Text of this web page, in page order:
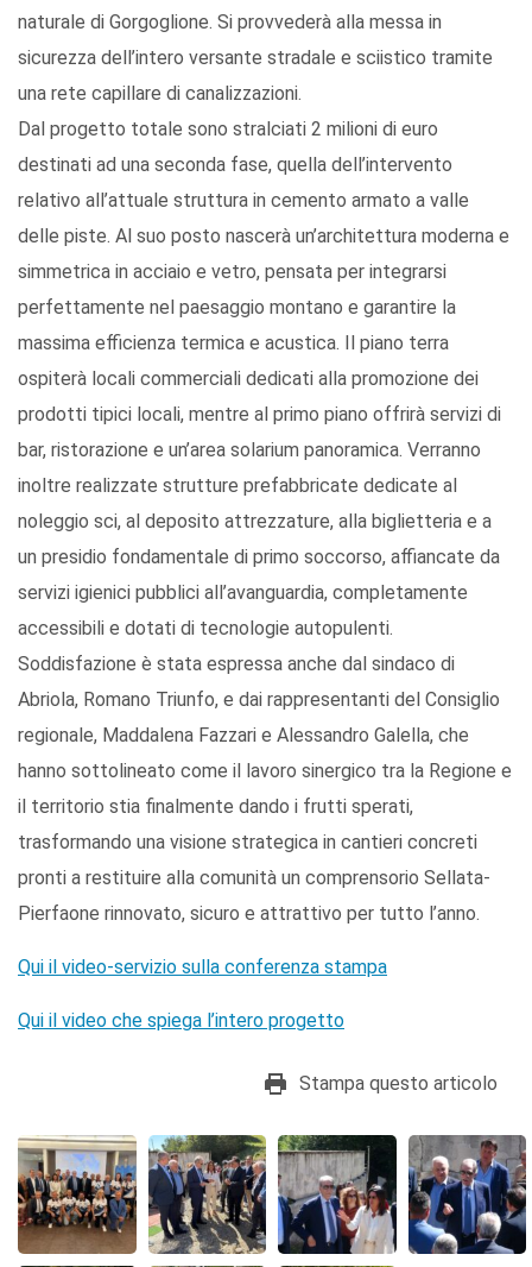
naturale di Gorgoglione. Si provvederà alla messa in
sicurezza dell’intero versante stradale e sciistico tramite
una rete capillare di canalizzazioni.
Dal progetto totale sono stralciati 2 milioni di euro
destinati ad una seconda fase, quella dell’intervento
relativo all’attuale struttura in cemento armato a valle
delle piste. Al suo posto nascerà un’architettura moderna e
simmetrica in acciaio e vetro, pensata per integrarsi
perfettamente nel paesaggio montano e garantire la
massima efficienza termica e acustica. Il piano terra
ospiterà locali commerciali dedicati alla promozione dei
prodotti tipici locali, mentre al primo piano offrirà servizi di
bar, ristorazione e un’area solarium panoramica. Verranno
inoltre realizzate strutture prefabbricate dedicate al
noleggio sci, al deposito attrezzature, alla biglietteria e a
un presidio fondamentale di primo soccorso, affiancate da
servizi igienici pubblici all’avanguardia, completamente
accessibili e dotati di tecnologie autopulenti.
Soddisfazione è stata espressa anche dal sindaco di
Abriola, Romano Triunfo, e dai rappresentanti del Consiglio
regionale, Maddalena Fazzari e Alessandro Galella, che
hanno sottolineato come il lavoro sinergico tra la Regione e
il territorio stia finalmente dando i frutti sperati,
trasformando una visione strategica in cantieri concreti
pronti a restituire alla comunità un comprensorio Sellata-
Pierfaone rinnovato, sicuro e attrattivo per tutto l’anno.
Qui il video-servizio sulla conferenza stampa
Qui il video che spiega l’intero progetto
Stampa questo articolo